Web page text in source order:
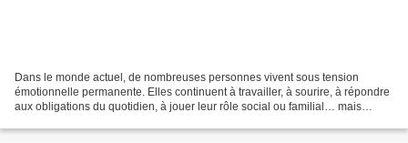
Dans le monde actuel, de nombreuses personnes vivent sous tension
émotionnelle permanente. Elles continuent à travailler, à sourire, à répondre
aux obligations du quotidien, à jouer leur rôle social ou familial… mais